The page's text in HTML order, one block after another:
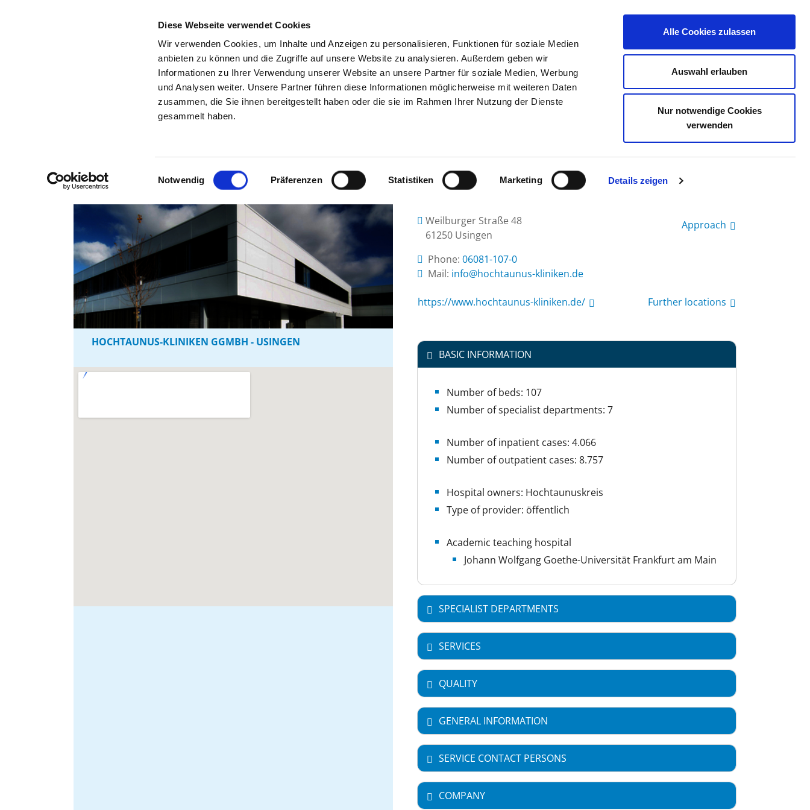
Diese Webseite verwendet Cookies
Wir verwenden Cookies, um Inhalte und Anzeigen zu personalisieren, Funktionen für soziale Medien
anbieten zu können und die Zugriffe auf unsere Website zu analysieren. Außerdem geben wir
Informationen zu Ihrer Verwendung unserer Website an unsere Partner für soziale Medien, Werbung
und Analysen weiter. Unsere Partner führen diese Informationen möglicherweise mit weiteren Daten
zusammen, die Sie ihnen bereitgestellt haben oder die sie im Rahmen Ihrer Nutzung der Dienste
gesammelt haben.
Einwilligungsauswahl
Notwendig Präferenzen Statistiken Marketing Details zeigen
Alle Cookies zulassen
Auswahl erlauben
Nur notwendige Cookies
verwenden
SEARCH TIPS & HELP THE GHD CONTACT YOUR OPINION
Back to the search results
HOCHTAUNUS-KLINIKEN GGMBH - USINGEN
HOCHTAUNUS-KLINIKEN GGMBH - USINGEN
Weilburger Straße 48
61250 Usingen
Phone: 06081-107-0
Mail: ed.nekinilk-sunuathcoh@ofni
Approach
https://www.hochtaunus-kliniken.de/ Further locations
BASIC INFORMATION
Number of beds: 107
Number of specialist departments: 7
Number of inpatient cases: 4.066
Number of outpatient cases: 8.757
Hospital owners: Hochtaunuskreis
Type of provider: öffentlich
Academic teaching hospital
Johann Wolfgang Goethe-Universität Frankfurt am Main
SPECIALIST DEPARTMENTS
SERVICES
QUALITY
GENERAL INFORMATION
SERVICE CONTACT PERSONS
COMPANY